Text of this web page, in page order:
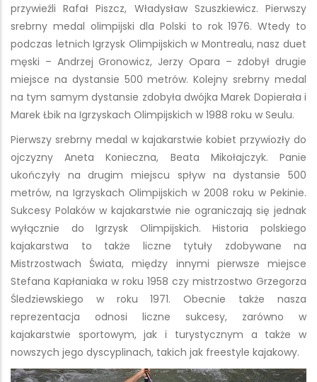
przywieźli Rafał Piszcz, Władysław Szuszkiewicz. Pierwszy
srebrny medal olimpijski dla Polski to rok 1976. Wtedy to
podczas letnich Igrzysk Olimpijskich w Montrealu, nasz duet
męski – Andrzej Gronowicz, Jerzy Opara – zdobył drugie
miejsce na dystansie 500 metrów. Kolejny srebrny medal
na tym samym dystansie zdobyła dwójka Marek Dopierała i
Marek Łbik na Igrzyskach Olimpijskich w 1988 roku w Seulu.
Pierwszy srebrny medal w kajakarstwie kobiet przywiozły do
ojczyzny Aneta Konieczna, Beata Mikołajczyk. Panie
ukończyły na drugim miejscu spływ na dystansie 500
metrów, na Igrzyskach Olimpijskich w 2008 roku w Pekinie.
Sukcesy Polaków w kajakarstwie nie ograniczają się jednak
wyłącznie do Igrzysk Olimpijskich. Historia polskiego
kajakarstwa to także liczne tytuły zdobywane na
Mistrzostwach Świata, między innymi pierwsze miejsce
Stefana Kapłaniaka w roku 1958 czy mistrzostwo Grzegorza
Śledziewskiego w roku 1971. Obecnie także nasza
reprezentacja odnosi liczne sukcesy, zarówno w
kajakarstwie sportowym, jak i turystycznym a także w
nowszych jego dyscyplinach, takich jak freestyle kajakowy.